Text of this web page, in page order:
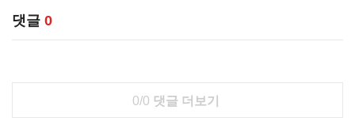
댓글 0
0/0 댓글 더보기